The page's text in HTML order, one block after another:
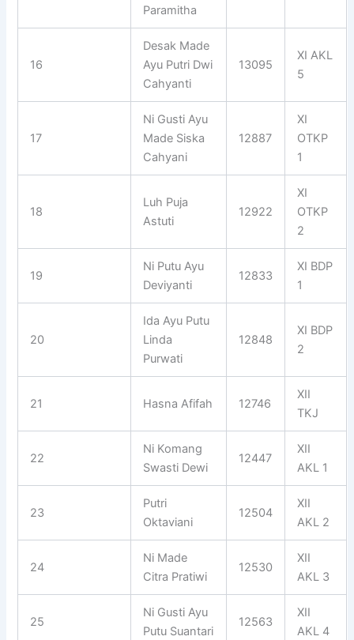
Paramitha
16
Desak Made
Ayu Putri Dwi
Cahyanti
13095
XI AKL
5
17
Ni Gusti Ayu
Made Siska
Cahyani
12887
XI
OTKP
1
18
Luh Puja
Astuti
12922
XI
OTKP
2
19
Ni Putu Ayu
Deviyanti
12833
XI BDP
1
20
Ida Ayu Putu
Linda
Purwati
12848
XI BDP
2
21 Hasna Afifah 12746
XII
TKJ
22
Ni Komang
Swasti Dewi
12447
XII
AKL 1
23
Putri
Oktaviani
12504
XII
AKL 2
24
Ni Made
Citra Pratiwi
12530
XII
AKL 3
25
Ni Gusti Ayu
Putu Suantari
12563
XII
AKL 4